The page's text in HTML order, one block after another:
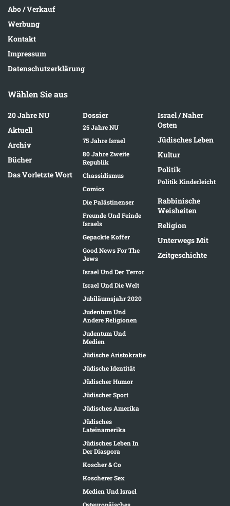
Abo / Verkauf
Werbung
Kontakt
Impressum
Datenschutzerklärung
Wählen Sie aus
20 Jahre NU
Aktuell
Archiv
Bücher
Das Vorletzte Wort
Dossier
25 Jahre NU
75 Jahre Israel
80 Jahre Zweite
Republik
Chassidismus
Comics
Die Palästinenser
Freunde Und Feinde
Israels
Gepackte Koffer
Good News For The
Jews
Israel Und Der Terror
Israel Und Die Welt
Jubiläumsjahr 2020
Judentum Und
Andere Religionen
Judentum Und
Medien
Jüdische Aristokratie
Jüdische Identität
Jüdischer Humor
Jüdischer Sport
Jüdisches Amerika
Jüdisches
Lateinamerika
Jüdisches Leben In
Der Diaspora
Koscher & Co
Koscherer Sex
Medien Und Israel
Osteuropäisches
Israel / Naher
Osten
Jüdisches Leben
Kultur
Politik
Politik Kinderleicht
Rabbinische
Weisheiten
Religion
Unterwegs Mit
Zeitgeschichte